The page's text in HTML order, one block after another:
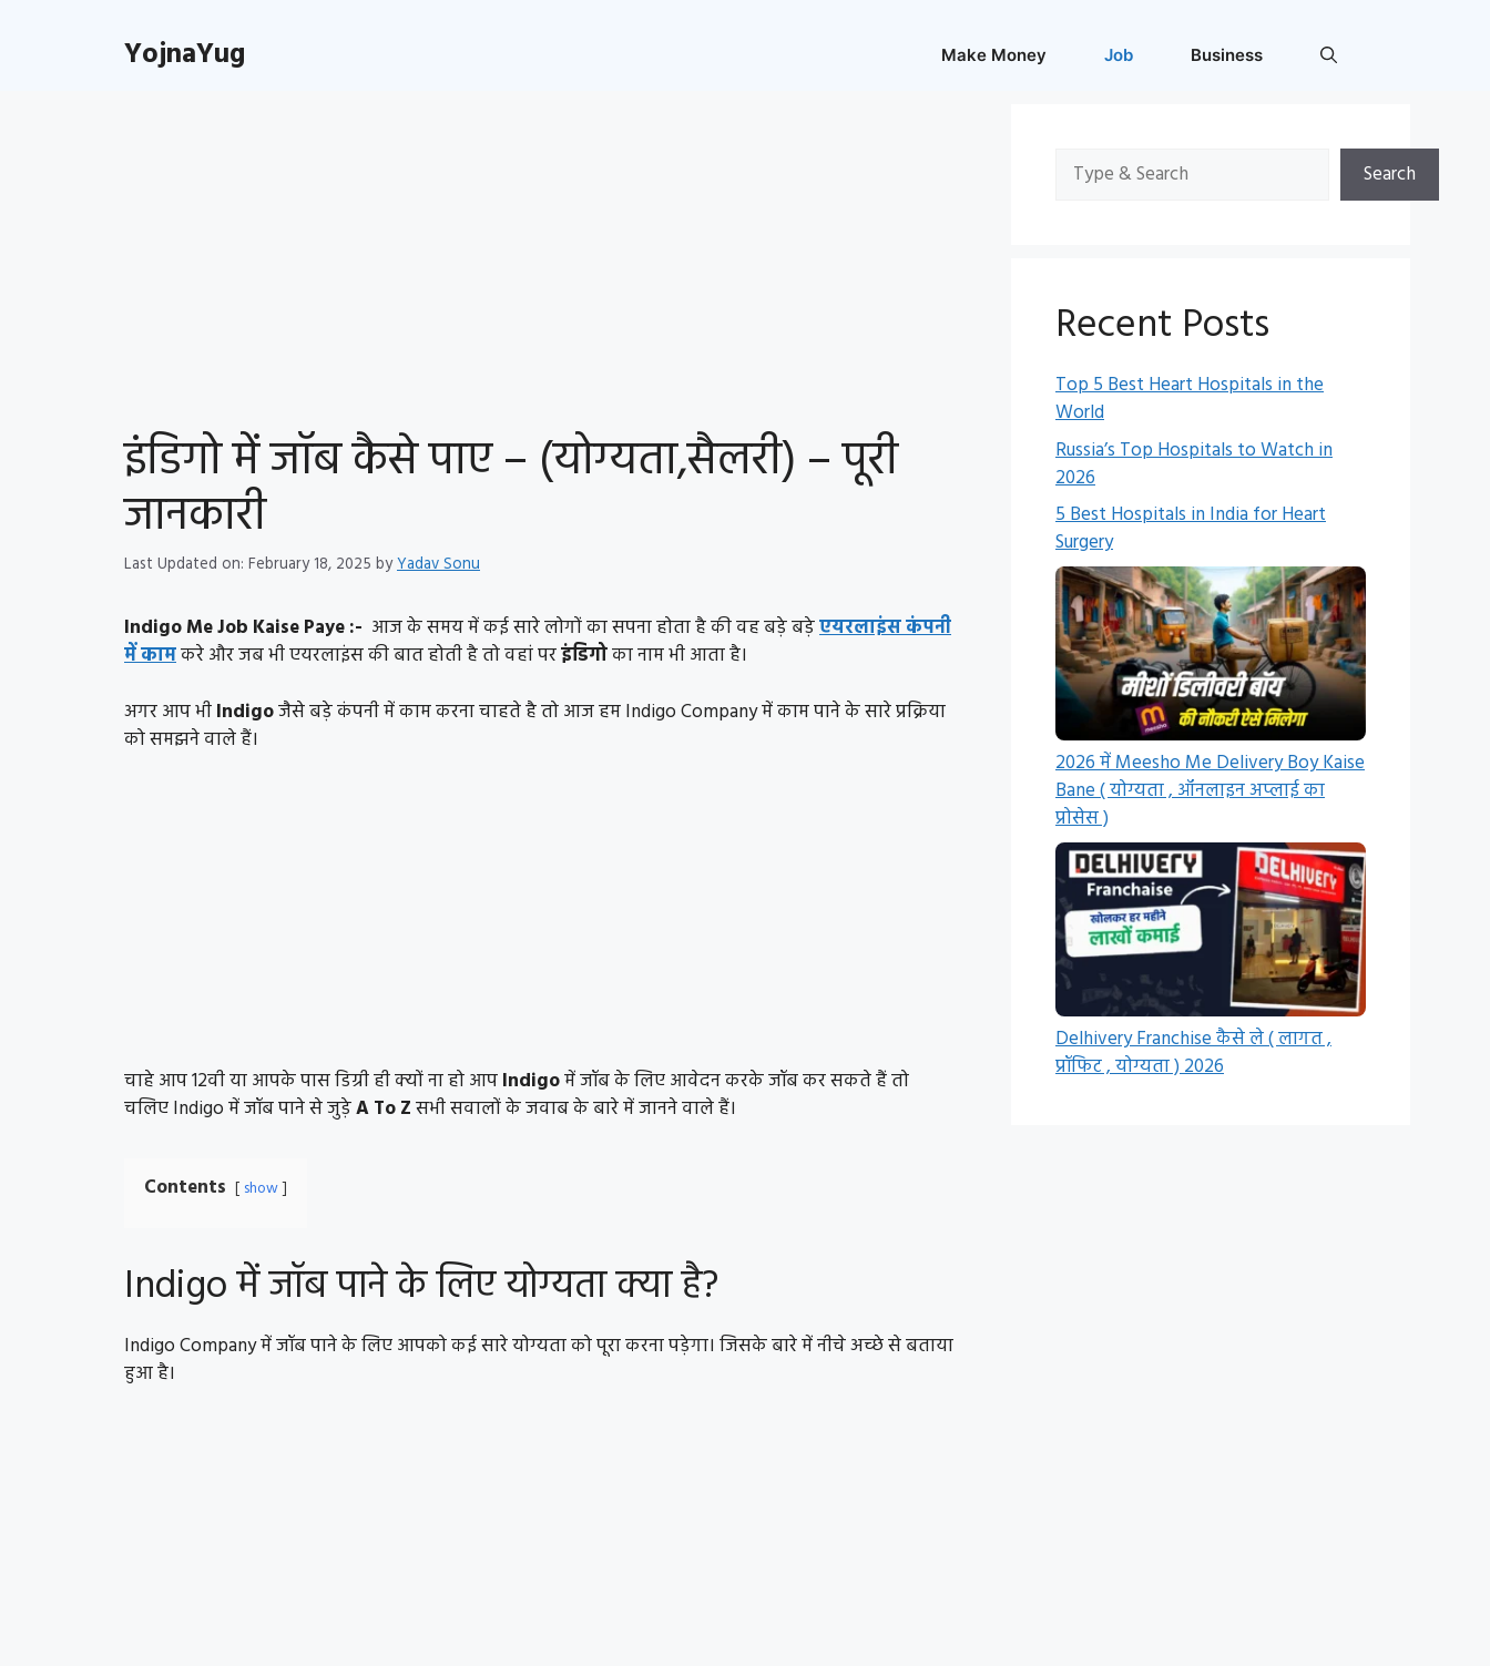
YojnaYug Make Money Job Business
इंडिगो में जॉब कैसे पाए – (योग्यता,सैलरी) – पूरी
जानकारी
Last Updated on: February 18, 2025 byYadav Sonu
Indigo Me Job Kaise Paye :- आज के समय में कई सारे लोगों का सपना होता है की वह बड़े बड़ेएयरलाइंस कंपनी
में कामकरे और जब भी एयरलाइंस की बात होती है तो वहां परइंडिगोका नाम भी आता है।
अगर आप भीIndigoजैसे बड़े कंपनी में काम करना चाहते है तो आज हम Indigo Company में काम पाने के सारे प्रक्रिया
को समझने वाले हैं।
चाहे आप 12वी या आपके पास डिग्री ही क्यों ना हो आपIndigoमें जॉब के लिए आवेदन करके जॉब कर सकते हैं तो
चलिए Indigo में जॉब पाने से जुड़ेA To Zसभी सवालों के जवाब के बारे में जानने वाले हैं।
Contents show
Indigo में जॉब पाने के लिए योग्यता क्या है?
Indigo Company में जॉब पाने के लिए आपको कई सारे योग्यता को पूरा करना पड़ेगा। जिसके बारे में नीचे अच्छे से बताया
हुआ है।
Search Search
Recent Posts
Top 5 Best Heart Hospitals in the
World
Russia’s Top Hospitals to Watch in
2026
5 Best Hospitals in India for Heart
Surgery
2026 में Meesho Me Delivery Boy Kaise
Bane ( योग्यता , ऑनलाइन अप्लाई का
प्रोसेस )
Delhivery Franchise कैसे ले ( लागत ,
प्रॉफिट , योग्यता ) 2026